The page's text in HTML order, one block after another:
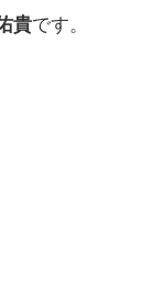
貴です。